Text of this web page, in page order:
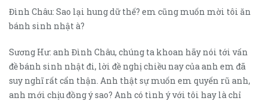
Đình Châu: Sao lại hung dữ thế? em cũng muốn mời tôi ăn
bánh sinh nhật à?
Sương Hư: anh Đình Châu, chúng ta khoan hãy nói tới vấn
đề bánh sinh nhật đi, lời đề nghị chiều nay của anh em đã
suy nghĩ rất cẩn thận. Anh thật sự muốn em quyến rũ anh,
anh mới chịu đồng ý sao? Anh có tình ý với tôi hay là chỉ